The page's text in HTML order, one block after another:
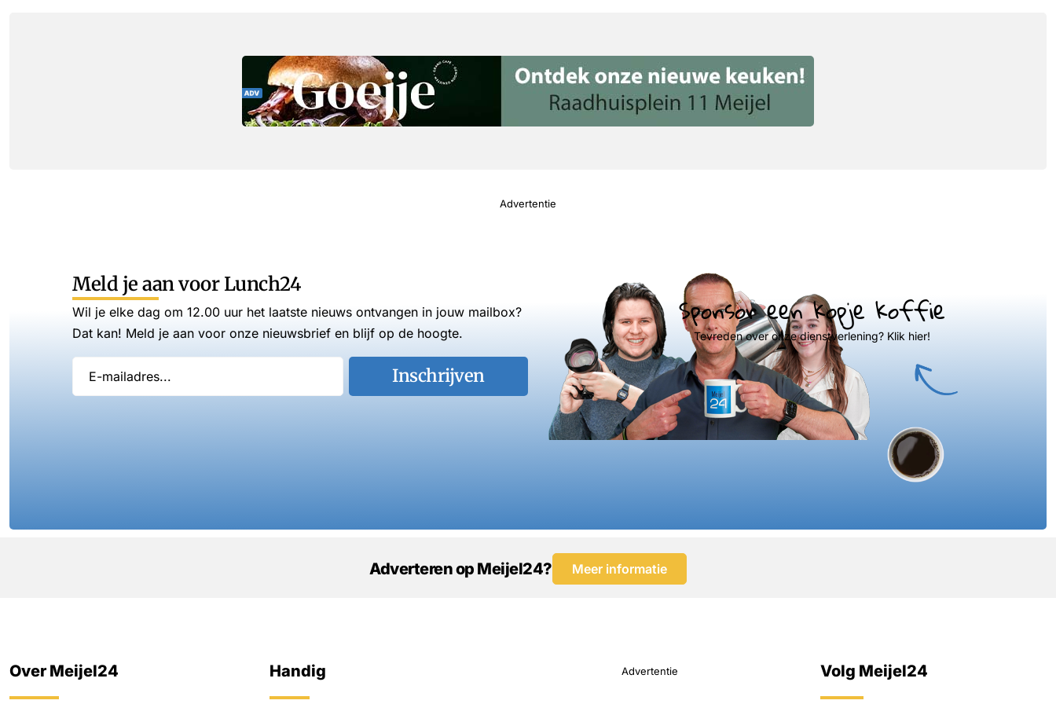
Advertentie
Meld je aan voor Lunch24
Wil je elke dag om 12.00 uur het laatste nieuws ontvangen in jouw mailbox?
Dat kan! Meld je aan voor onze nieuwsbrief en blijf op de hoogte.
Inschrijven
Sponsor een kopje koffie
Tevreden over onze dienstverlening? Klik hier!
Adverteren op Meijel24? Meer informatie
Over Meijel24 Handig Advertentie Volg Meijel24